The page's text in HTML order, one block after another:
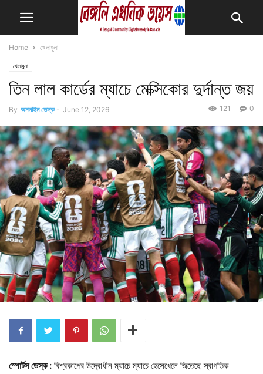
Home খেলাধুলা
খেলাধুলা
তিন লাল কার্ডের ম্যাচে মেক্সিকোর দুর্দান্ত জয়
By অনলাইন ডেস্ক - June 12, 2026 0
121
স্পোর্টস ডেস্ক : বিশ্বকাপের উদ্বোধীন ম্যাচে ম্যাচে হেসেখেলে জিতেছে স্বাগতিক